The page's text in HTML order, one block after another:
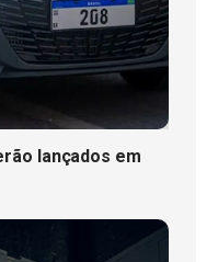
lançados em